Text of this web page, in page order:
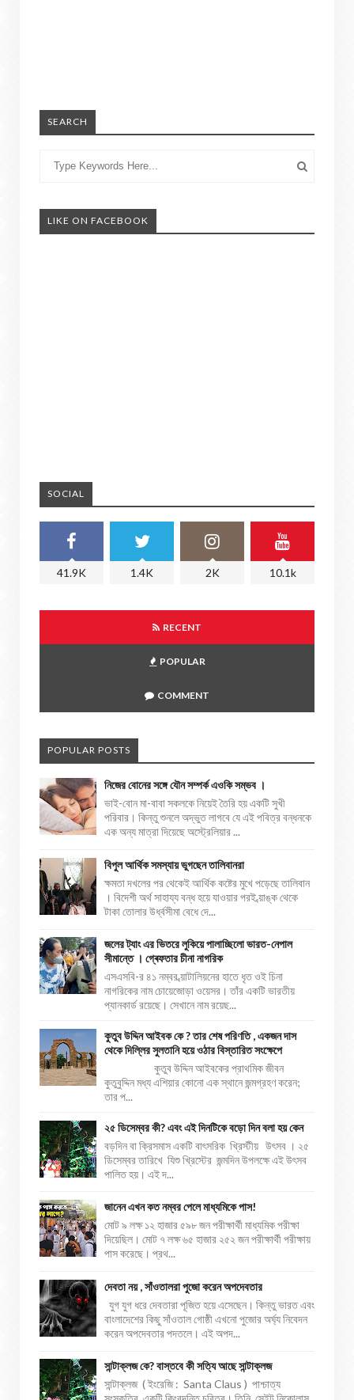
SEARCH
LIKE ON FACEBOOK
SOCIAL
41.9K 1.4K 2K 10.1k
RECENT
POPULAR
COMMENT
POPULAR POSTS
নিজের বোনের সঙ্গে যৌন সম্পর্ক এওকি সম্ভব ।
ভাই-বোন মা-বাবা সকলকে নিয়েই তৈরি হয় একটি সুখী
পরিবার। কিন্তু শুনলে অদ্ভুত লাগবে যে এই পবিত্র বন্ধনকে
এক অন্য মাত্রা দিয়েছে অস্ট্রেলিয়ার ...
বিপুল আর্থিক সমস্যায় ভুগছেন তালিবানরা
ক্ষমতা দখলের পর থেকেই আর্থিক কষ্টের মুখে পড়েছে তালিবান
। বিদেশী অর্থ সাহায্য বন্ধ হয়ে যাওয়ার পরই ব্য়াঙ্ক থেকে
টাকা তোলার উর্ধ্বসীমা বেধে দে...
জলের ট্যাং এর ভিতরে লুকিয়ে পালাচ্ছিলো ভারত-নেপাল
সীমান্তে । গ্ৰেফতার চীনা নাগরিক
এসএসবি-র ৪১ নম্বর ব্য়াটালিয়নের হাতে ধৃত ওই চিনা
নাগরিকের নাম চোয়েজোড়া ওয়েসর। তাঁর একটি ভারতীয়
প্যানকার্ড রয়েছে। সেখানে নাম রয়েছ...
কুতুব উদ্দিন আইবক কে ? তার শেষ পরিণতি , একজন দাস
থেকে দিল্লির সুলতানি হয়ে ওঠার বিস্তারিত সংক্ষেপে
কুতুব উদ্দিন আইবকের প্রাথমিক জীবন
কুতুবুদ্দিন মধ্য এশিয়ার কোনো এক স্থানে জন্মগ্রহণ করেন;
তার প...
২৫ ডিসেম্বর কী? এবং এই দিনটিকে বড়ো দিন বলা হয় কেন
বড়দিন বা ক্রিসমাস একটি বাৎসরিক খ্রিস্টীয় উৎসব । ২৫
ডিসেম্বর তারিখে যিশু খ্রিস্টের জন্মদিন উপলক্ষে এই উৎসব
পালিত হয়। এই দ...
জানেন এখন কত নম্বর পেলে মাধ্যমিকে পাস!
মোট ৯ লক্ষ ১২ হাজার ৫৯৮ জন পরীক্ষার্থী মাধ্যমিক পরীক্ষা
দিয়েছিল। মোট ৭ লক্ষ ৬৫ হাজার ২৫২ জন পরীক্ষার্থী পরীক্ষায়
পাস করেছে। প্রথ...
দেবতা নয় , সাঁওতালরা পুজো করেন অপদেবতার
যুগ যুগ ধরে দেবতারা পূজিত হয়ে এসেছেন। কিন্তু ভারত এবং
বাংলাদেশের কিছু সাঁওতাল গোষ্ঠী এখনো পুজোর অর্ঘ্য নিবেদন
করেন অপদেবতার পদতলে। এই অপদ...
সান্টাক্লজ কে? বাস্তবে কী সত্যি আছে সান্টাক্লজ
সান্টাক্লজ ( ইংরেজি : Santa Claus ) পাশ্চাত্য